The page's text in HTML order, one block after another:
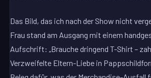
Das Bild, das ich nach der Show nicht
Frau stand am Ausgang mit einem
Aufschrift: „Brauche dringend T-Shirt –
Verzweifelte Eltern-Liebe in